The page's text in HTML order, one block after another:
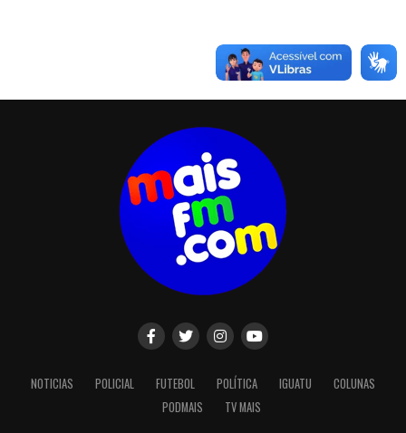
NOTICIAS POLICIAL FUTEBOL POLÍTICA IGUATU
COLUNAS
PODMAIS
TV MAIS